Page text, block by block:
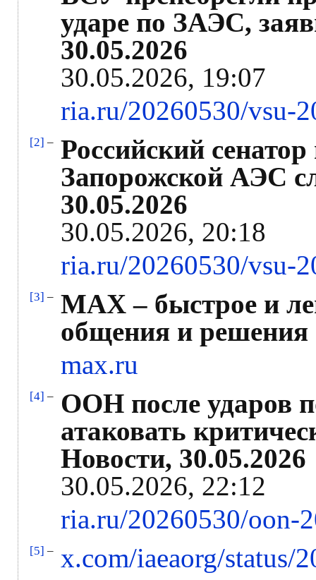
ударе по ЗАЭС,
30.05.2026
30.05.2026, 19:07
ria.ru/20260530/vsu-
[2] – Российский
Запорожской АЭС
30.05.2026
30.05.2026, 20:18
ria.ru/20260530/vsu-
[3] – MAX – быстрое и
общения и решения
max.ru
[4] –
ООН после ударов
атаковать
Новости, 30.05.2026
30.05.2026, 22:12
ria.ru/20260530/oon-
[5] – x.com/iaeaorg/status/